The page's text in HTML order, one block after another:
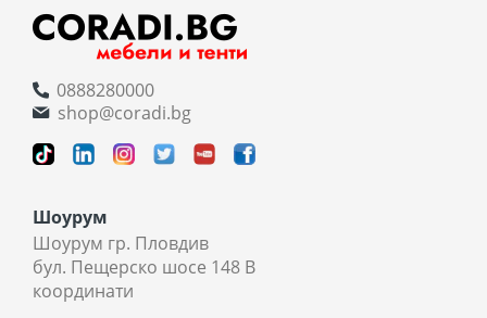
0888280000
shop@coradi.bg
Шоурум
Шоурум гр. Пловдив
бул. Пещерско шосе 148 В
координати